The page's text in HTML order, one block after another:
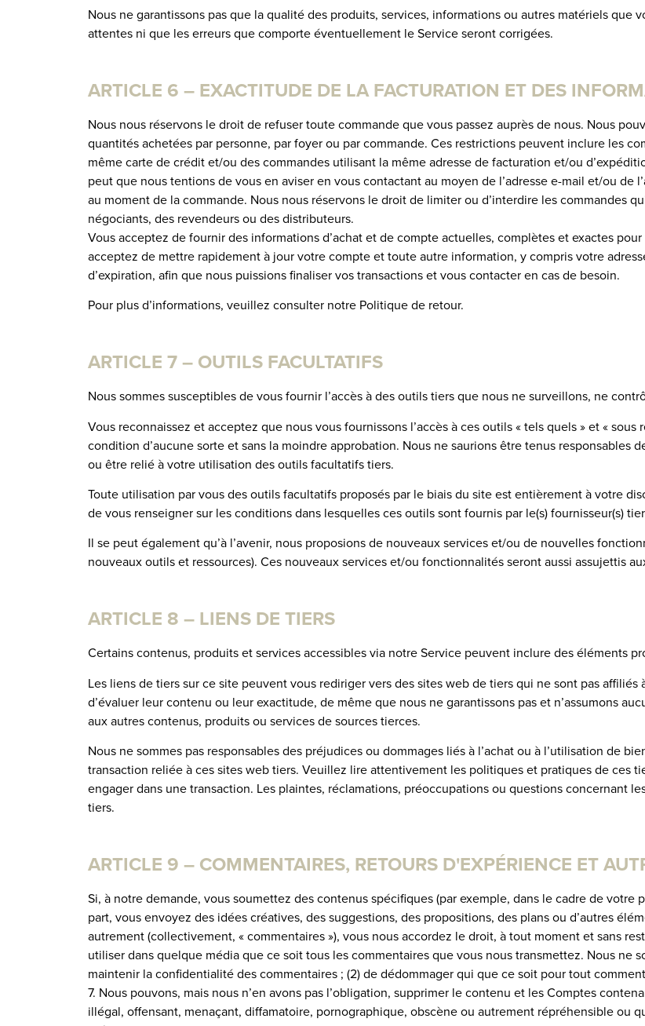
Nous ne garantissons pas que la qualité des produits, services, informations ou autres matériels que
attentes ni que les erreurs que comporte éventuellement le Service seront corrigées.
ARTICLE 6 – EXACTITUDE DE LA FACTURATION ET DES
Nous nous réservons le droit de refuser toute commande que vous passez auprès de nous. Nous
quantités achetées par personne, par foyer ou par commande. Ces restrictions peuvent inclure les
même carte de crédit et/ou des commandes utilisant la même adresse de facturation et/ou
peut que nous tentions de vous en aviser en vous contactant au moyen de l’adresse e-mail et/ou
au moment de la commande. Nous nous réservons le droit de limiter ou d’interdire les commandes
négociants, des revendeurs ou des distributeurs.
Vous acceptez de fournir des informations d’achat et de compte actuelles, complètes et exactes
acceptez de mettre rapidement à jour votre compte et toute autre information, y compris votre
d’expiration, afin que nous puissions finaliser vos transactions et vous contacter en cas de besoin.
Pour plus d’informations, veuillez consulter notre Politique de retour.
ARTICLE 7 – OUTILS FACULTATIFS
Nous sommes susceptibles de vous fournir l’accès à des outils tiers que nous ne surveillons, ne
Vous reconnaissez et acceptez que nous vous fournissons l’accès à ces outils « tels quels » et «
condition d’aucune sorte et sans la moindre approbation. Nous ne saurions être tenus responsables
ou être relié à votre utilisation des outils facultatifs tiers.
Toute utilisation par vous des outils facultatifs proposés par le biais du site est entièrement à votre
de vous renseigner sur les conditions dans lesquelles ces outils sont fournis par le(s) fournisseur(s)
Il se peut également qu’à l’avenir, nous proposions de nouveaux services et/ou de nouvelles
nouveaux outils et ressources). Ces nouveaux services et/ou fonctionnalités seront aussi assujettis
ARTICLE 8 – LIENS DE TIERS
Certains contenus, produits et services accessibles via notre Service peuvent inclure des éléments
Les liens de tiers sur ce site peuvent vous rediriger vers des sites web de tiers qui ne sont pas affiliés
d’évaluer leur contenu ou leur exactitude, de même que nous ne garantissons pas et n’assumons
aux autres contenus, produits ou services de sources tierces.
Nous ne sommes pas responsables des préjudices ou dommages liés à l’achat ou à l’utilisation de
transaction reliée à ces sites web tiers. Veuillez lire attentivement les politiques et pratiques de ces
engager dans une transaction. Les plaintes, réclamations, préoccupations ou questions concernant
tiers.
ARTICLE 9 – COMMENTAIRES, RETOURS D'EXPÉRIENCE ET
Si, à notre demande, vous soumettez des contenus spécifiques (par exemple, dans le cadre de
part, vous envoyez des idées créatives, des suggestions, des propositions, des plans ou d’autres
autrement (collectivement, « commentaires »), vous nous accordez le droit, à tout moment et sans
utiliser dans quelque média que ce soit tous les commentaires que vous nous transmettez. Nous ne
maintenir la confidentialité des commentaires ; (2) de dédommager qui que ce soit pour tout
7. Nous pouvons, mais nous n’en avons pas l’obligation, supprimer le contenu et les Comptes
illégal, offensant, menaçant, diffamatoire, pornographique, obscène ou autrement répréhensible ou